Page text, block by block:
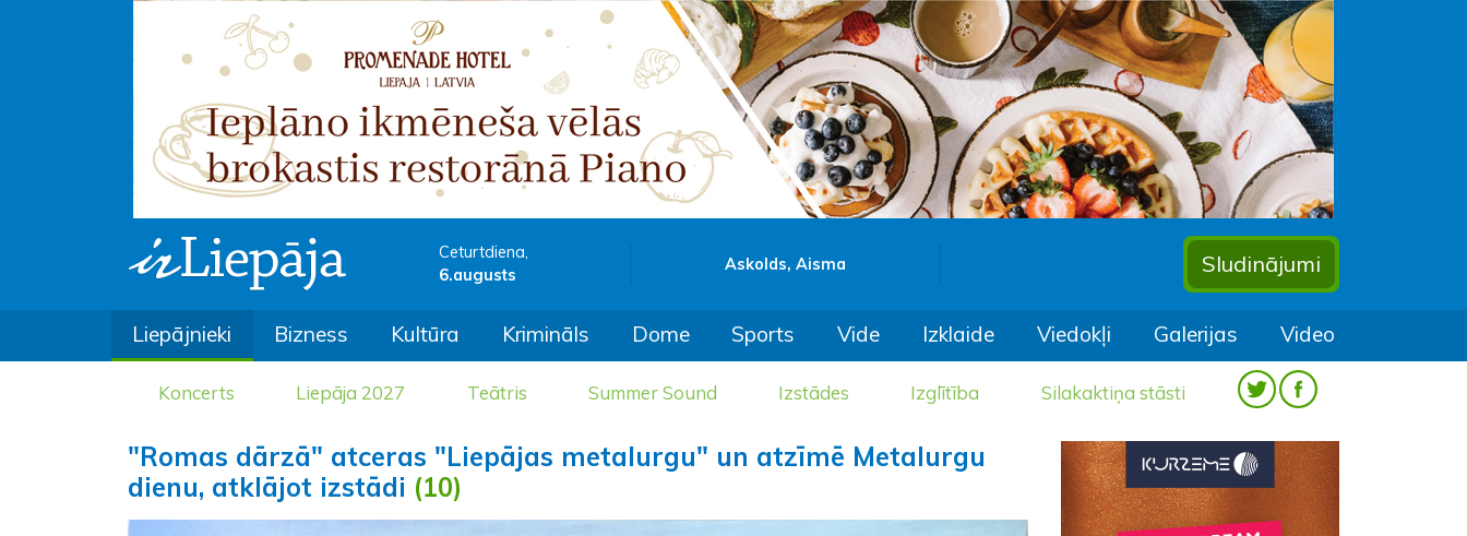
Ceturtdiena,
6.augusts
Askolds, Aisma Sludinājumi
Liepājnieki Bizness Kultūra Krimināls Dome Sports Vide Izklaide Viedokļi Galerijas Video
Koncerts Liepāja 2027 Teātris Summer Sound Izstādes Izglītība Silakaktiņa stāsti
"Romas dārzā" atceras "Liepājas metalurgu" un atzīmē Metalurgu
dienu, atklājot izstādi (10)